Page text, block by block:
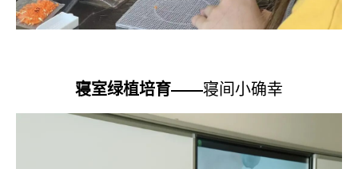
寝室绿植培育——寝间小确幸